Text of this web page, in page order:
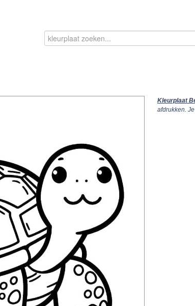
Kleurplaat
afdrukken.